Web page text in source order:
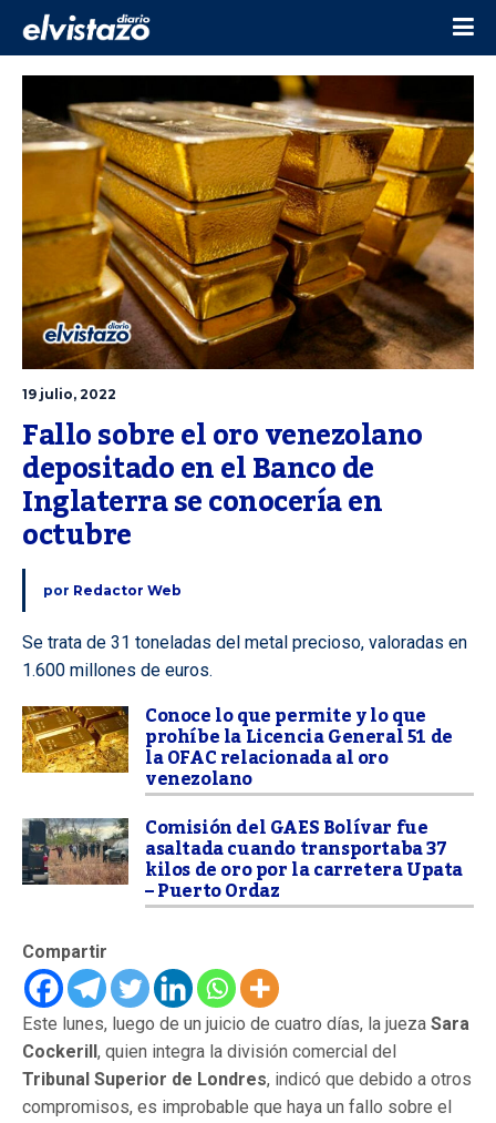
19 julio, 2022
Fallo sobre el oro venezolano
depositado en el Banco de
Inglaterra se conocería en
octubre
por Redactor Web
Se trata de 31 toneladas del metal precioso, valoradas en
1.600 millones de euros.
Conoce lo que permite y lo que
prohíbe la Licencia General 51 de
la OFAC relacionada al oro
venezolano
Comisión del GAES Bolívar fue
asaltada cuando transportaba 37
kilos de oro por la carretera Upata
– Puerto Ordaz
Compartir
Este lunes, luego de un juicio de cuatro días, la jueza Sara
Cockerill, quien integra la división comercial del
Tribunal Superior de Londres, indicó que debido a otros
compromisos, es improbable que haya un fallo sobre el